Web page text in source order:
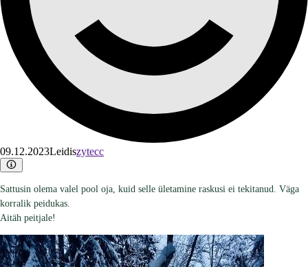
09.12.2023Leidiszytecc
Sattusin olema valel pool oja, kuid selle ületamine raskusi ei tekitanud. Väga
korralik peidukas.
Aitäh peitjale!